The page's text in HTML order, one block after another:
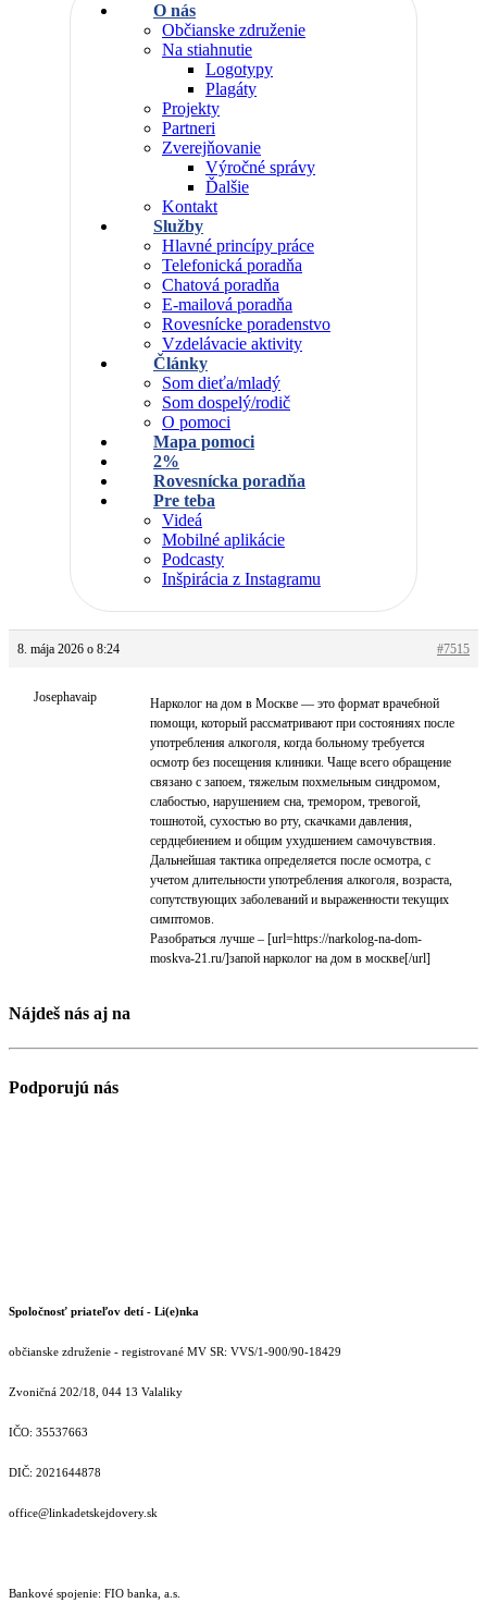
O nás
Občianske združenie
Na stiahnutie
Logotypy
Plagáty
Projekty
Partneri
Zverejňovanie
Výročné správy
Ďalšie
Kontakt
Služby
Hlavné princípy práce
Telefonická poradňa
Chatová poradňa
E-mailová poradňa
Rovesnícke poradenstvo
Vzdelávacie aktivity
Články
Som dieťa/mladý
Som dospelý/rodič
O pomoci
Mapa pomoci
2%
Rovesnícka poradňa
Pre teba
Videá
Mobilné aplikácie
Podcasty
Inšpirácia z Instagramu
8. mája 2026 o 8:24 #7515
Josephavaip
Нарколог на дом в Москве — это формат врачебной
помощи, который рассматривают при состояниях после
употребления алкоголя, когда больному требуется
осмотр без посещения клиники. Чаще всего обращение
связано с запоем, тяжелым похмельным синдромом,
слабостью, нарушением сна, тремором, тревогой,
тошнотой, сухостью во рту, скачками давления,
сердцебиением и общим ухудшением самочувствия.
Дальнейшая тактика определяется после осмотра, с
учетом длительности употребления алкоголя, возраста,
сопутствующих заболеваний и выраженности текущих
симптомов.
Разобраться лучше – [url=https://narkolog-na-dom-
moskva-21.ru/]запой нарколог на дом в москве[/url]
Nájdeš nás aj na
Podporujú nás
Spoločnosť priateľov detí - Li(e)nka
občianske združenie - registrované MV SR: VVS/1-900/90-18429
Zvoničná 202/18, 044 13 Valaliky
IČO: 35537663
DIČ: 2021644878
office@linkadetskejdovery.sk
Bankové spojenie: FIO banka, a.s.